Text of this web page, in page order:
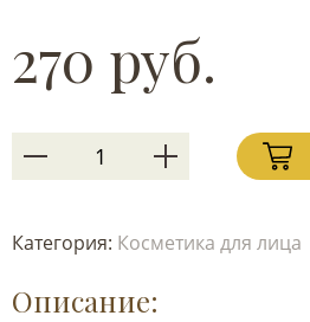
270 руб.
Категория: Косметика для лица
Описание: